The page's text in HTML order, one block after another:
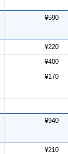
¥590
¥220
¥400
¥170
¥940
¥210